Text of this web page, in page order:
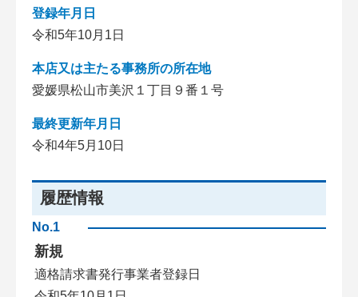
登録年月日
令和5年10月1日
本店又は主たる事務所の所在地
愛媛県松山市美沢１丁目９番１号
最終更新年月日
令和4年5月10日
履歴情報
No.1
新規
適格請求書発行事業者登録日